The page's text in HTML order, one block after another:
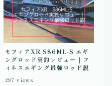
セフィアXR S86ML-S エギ
ングロッド実釣レビュー｜フ
ィネスエギング最強ロッド説
297 views